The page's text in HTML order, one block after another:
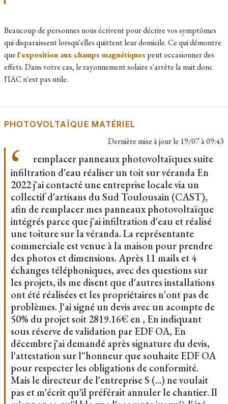
Beaucoup de personnes nous écrivent pour décrire vos symptômes
qui disparaissent lorsqu'elles quittent leur domicile. Ce qui démontre
quel'exposition aux champs magnétiques peut occasionner des
effets. Dans votre cas, le rayonnement solaire s'arrête la nuit donc
l'IAC n'est pas utile.
PHOTOVOLTAÏQUE MATÉRIEL
Dernière mise à jour le 19/07 à 09:43
remplacer panneaux photovoltaïques suite
infiltration d'eau réaliser un toit sur véranda En
2022 j'ai contacté une entreprise locale via un
collectif d'artisans du Sud Toulousain (CAST),
afin de remplacer mes panneaux photovoltaïque
intégrés parce que j'ai infiltration d'eau et réalisé
une toiture sur la véranda. La représentante
commerciale est venue à la maison pour prendre
des photos et dimensions. Après 11 mails et 4
échanges téléphoniques, avec des questions sur
les projets, ils me disent que d'autres installations
ont été réalisées et les propriétaires n'ont pas de
problèmes. J'ai signé un devis avec un acompte de
50% du projet soit 2819.16€ en , En indiquant
sous réserve de validation par EDF OA, En
décembre j'ai demandé après signature du devis,
l'attestation sur l''honneur que souhaite EDF OA
pour respecter les obligations de conformité.
Mais le directeur de l'entreprise S (...) ne voulait
pas et m'écrit qu'il préférait annuler le chantier. Il